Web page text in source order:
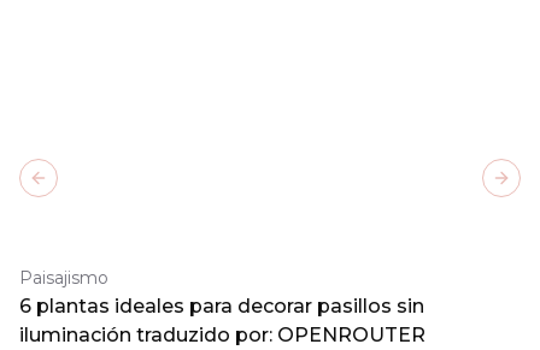
Paisajismo
6 plantas ideales para decorar pasillos sin
iluminación traduzido por: OPENROUTER
Previous slide